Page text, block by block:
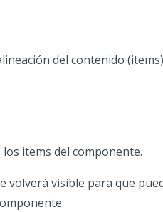
del contenido
items del componente.
volverá visible para que